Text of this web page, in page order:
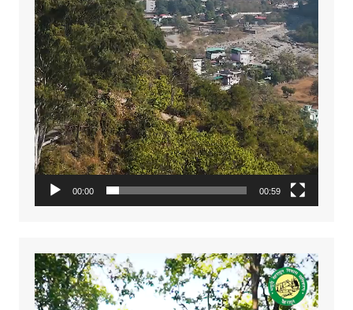
00:00 00:59
Video
Player